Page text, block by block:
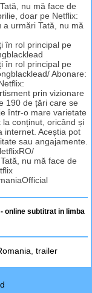
nu mă face de
doar pe Netflix:
a urmări Tată, nu mă
în rol principal pe
în rol principal pe
Abonare:
prin vizionare
190 de țări care se
într-o mare varietate
conținut, oricând și
internet. Aceștia pot
sau angajamente.
nu mă face de
online subtitrat in limba
trailer